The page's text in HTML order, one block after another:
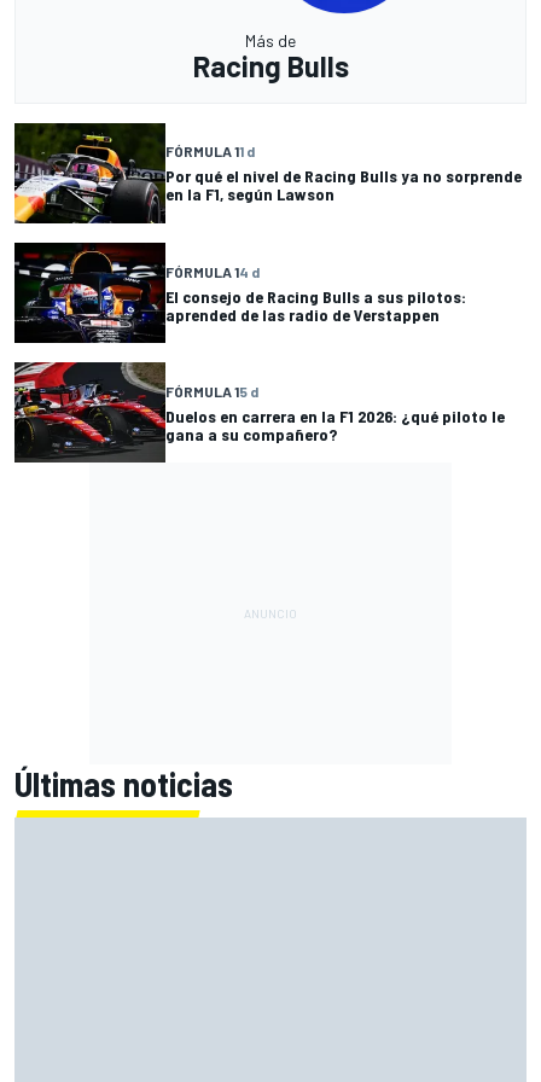
Más de
Racing Bulls
FÓRMULA 11 d
Por qué el nivel de Racing Bulls ya no sorprende
en la F1, según Lawson
FÓRMULA 14 d
El consejo de Racing Bulls a sus pilotos:
aprended de las radio de Verstappen
FÓRMULA 15 d
Duelos en carrera en la F1 2026: ¿qué piloto le
gana a su compañero?
Últimas noticias